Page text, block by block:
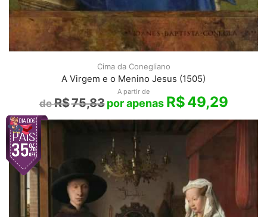
Cima da Conegliano
A Virgem e o Menino Jesus (1505)
A partir de
R$75,83 R$49,29